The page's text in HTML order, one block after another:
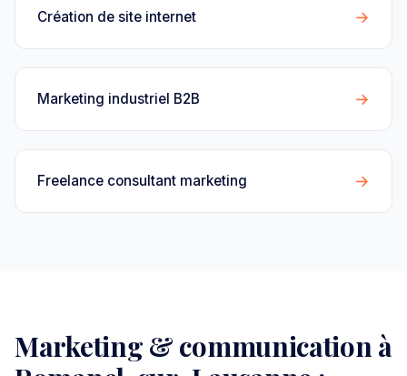
Création de site internet →
Marketing industriel B2B →
Freelance consultant marketing →
Marketing & communication à